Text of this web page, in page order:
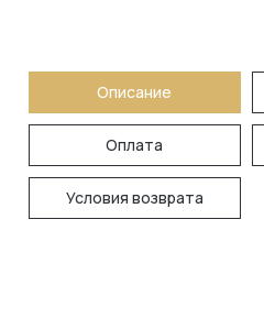
Описание
Оплата
Условия возврата